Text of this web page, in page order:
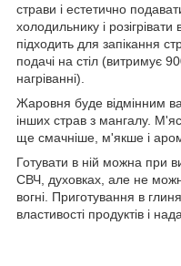
страви і естетично
холодильнику і
підходить для запікання
подачі на стіл (витримує
нагріванні).
Жаровня буде відмінним
інших страв з мангалу.
ще смачніше, м'якше і
Готувати в ній можна при
СВЧ, духовках, але не
вогні. Приготування в
властивості продуктів і